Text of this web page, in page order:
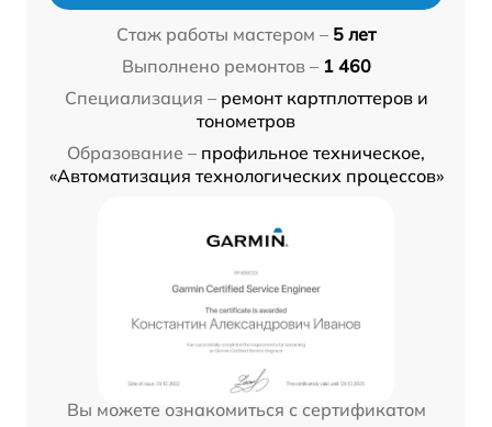
Стаж работы мастером – 5 лет
Выполнено ремонтов – 1 460
Специализация – ремонт картплоттеров и
тонометров
Образование – профильное техническое,
«Автоматизация технологических процессов»
Вы можете ознакомиться с сертификатом